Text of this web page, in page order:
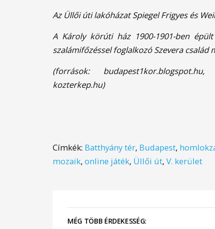
Az Üllői úti lakóházat Spiegel Frigyes és
A Károly körúti ház 1900-1901-ben
szalámifőzéssel foglalkozó Szevera család
(források:
kozterkep.hu)
Címkék: Batthyány tér, Budapest,
mozaik, online játék, Üllői út, V. kerület
MÉG TÖBB ÉRDEKESSÉG: